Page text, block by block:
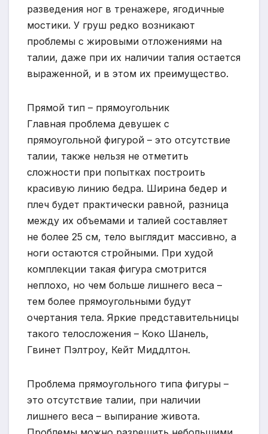
разведения ног в тренажере, ягодичные
мостики. У груш редко возникают
проблемы с жировыми отложениями на
талии, даже при их наличии талия остается
выраженной, и в этом их преимущество.
Прямой тип – прямоугольник
Главная проблема девушек с
прямоугольной фигурой – это отсутствие
талии, также нельзя не отметить
сложности при попытках построить
красивую линию бедра. Ширина бедер и
плеч будет практически равной, разница
между их объемами и талией составляет
не более 25 см, тело выглядит массивно, а
ноги остаются стройными. При худой
комплекции такая фигура смотрится
неплохо, но чем больше лишнего веса –
тем более прямоугольными будут
очертания тела. Яркие представительницы
такого телосложения – Коко Шанель,
Гвинет Пэлтроу, Кейт Миддлтон.
Проблема прямоугольного типа фигуры –
это отсутствие талии, при наличии
лишнего веса – выпирание живота.